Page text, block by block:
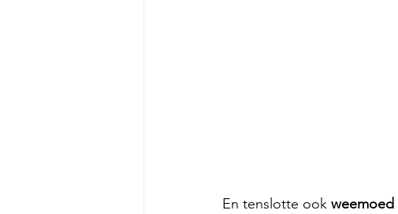
En tenslotte ook weemoed